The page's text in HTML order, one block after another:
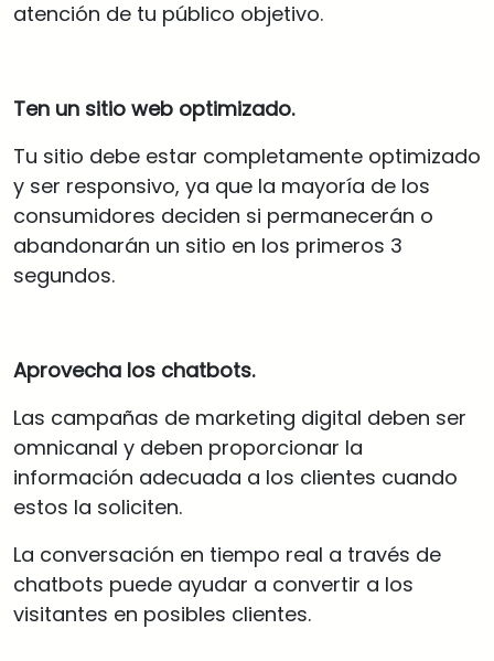
atención de tu público objetivo.
Ten un sitio web optimizado.
Tu sitio debe estar completamente optimizado
y ser responsivo, ya que la mayoría de los
consumidores deciden si permanecerán o
abandonarán un sitio en los primeros 3
segundos.
Aprovecha los chatbots.
Las campañas de marketing digital deben ser
omnicanal y deben proporcionar la
información adecuada a los clientes cuando
estos la soliciten.
La conversación en tiempo real a través de
chatbots puede ayudar a convertir a los
visitantes en posibles clientes.